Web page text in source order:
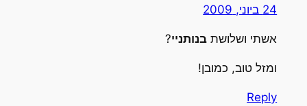
24 ביוני, 2009
אשתי ושלושת בנותניי?
ומזל טוב, כמובן!
Reply